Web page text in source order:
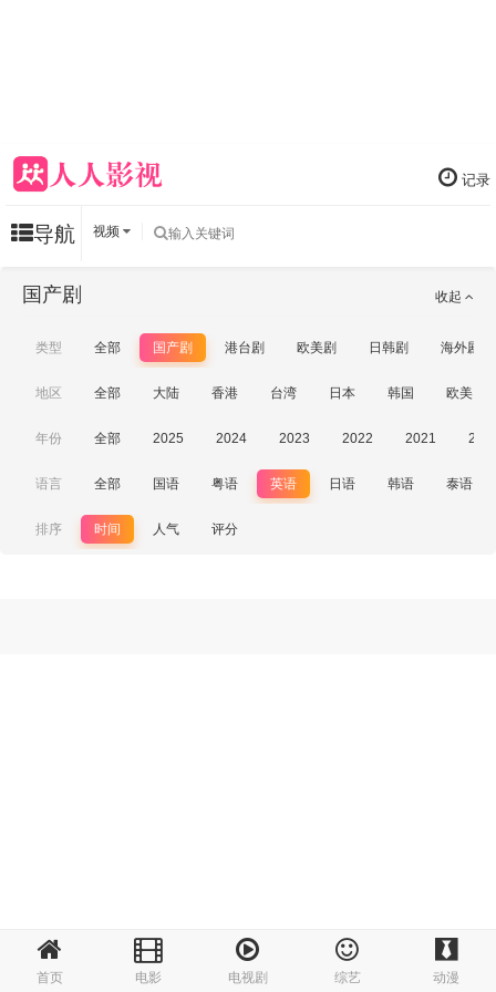
记录
导航 视频
首页 电影 电视剧 综艺 动漫
收起
国产剧
类型 全部 国产剧 港台剧 欧美剧 日韩剧 海外剧
地区 全部 大陆 香港 台湾 日本 韩国 欧美
年份 全部 2025 2024 2023 2022 2021
语言 全部 国语 粤语 英语 日语 韩语 泰语
排序 时间 人气 评分